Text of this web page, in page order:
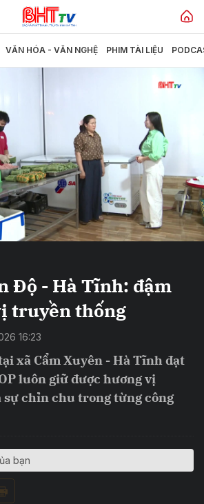
VĂN HÓA - VĂN NGHỆ PHIM TÀI LIỆU
Độ - Hà Tĩnh: đậm
truyền thống
16:23
xã Cẩm Xuyên - Hà Tĩnh đạt
luôn giữ được hương vị
chỉn chu trong từng công
bạn